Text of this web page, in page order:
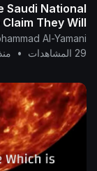
Saudi National
They Will
Clouds
29 المشاهدات
• منذ 2 سنوات